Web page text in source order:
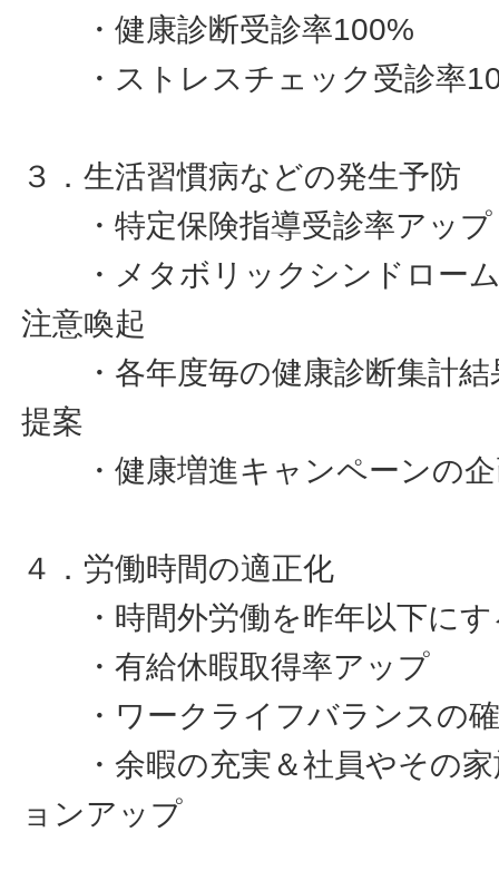
・健康診断受診率100%
・ストレスチェック受診率
３．生活習慣病などの発生予防
・特定保険指導受診率アップ
・メタボリックシンドローム
注意喚起
・各年度毎の健康診断集計結
提案
・健康増進キャンペーンの企
４．労働時間の適正化
・時間外労働を昨年以下にす
・有給休暇取得率アップ
・ワークライフバランスの
・余暇の充実＆社員やその家
ョンアップ